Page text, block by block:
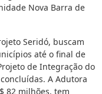
Nova Barra de
Seridó, buscam
até o final de
de Integração do
concluídas. A Adutora
82 milhões, tem